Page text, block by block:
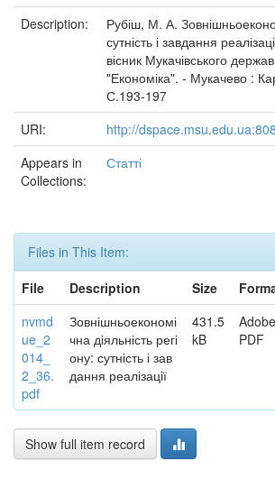
Description:
Рубіш, М. А.
сутність і завдання
вісник Мукачівського
"Економіка". - Мукачево :
С.193-197
URI:
http://
Appears in
Collections:
Статті
Files in This Item:
File
Description Size
nvmd
ue_2
014_
2_36.
pdf
Зовнішньоекономі
чна діяльність регі
ону: сутність і зав
дання реалізації
431.5
kB
Adobe
PDF
Show full item record